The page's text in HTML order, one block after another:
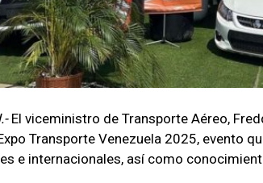
El viceministro de Transporte Aéreo,
Transporte Venezuela 2025, evento
e internacionales, así como